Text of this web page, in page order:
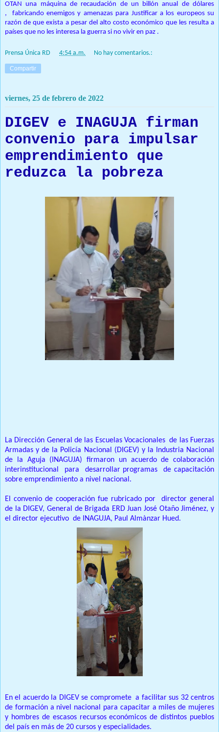
OTAN una máquina de recaudación de un billón anual de dólares
, fabricando enemigos y amenazas para Justificar a los europeos su
razón de que exista a pesar del alto costo económico que les resulta a
países que no les interesa la guerra si no vivir en paz .
Prensa Única RD 4:54 a.m. No hay comentarios.:
Compartir
viernes, 25 de febrero de 2022
DIGEV e INAGUJA firman
convenio para impulsar
emprendimiento que
reduzca la pobreza
La Dirección General de las Escuelas Vocacionales de las Fuerzas
Armadas y de la Policía Nacional (DIGEV) y la Industria Nacional
de la Aguja (INAGUJA) firmaron un acuerdo de colaboración
interinstitucional para desarrollar programas de capacitación
sobre emprendimiento a nivel nacional.
El convenio de cooperación fue rubricado por director general
de la DIGEV, General de Brigada ERD Juan José Otaño Jiménez, y
el director ejecutivo de INAGUJA, Paul Almànzar Hued.
En el acuerdo la DIGEV se compromete a facilitar sus 32 centros
de formación a nivel nacional para capacitar a miles de mujeres
y hombres de escasos recursos económicos de distintos pueblos
del país en más de 20 cursos y especialidades.